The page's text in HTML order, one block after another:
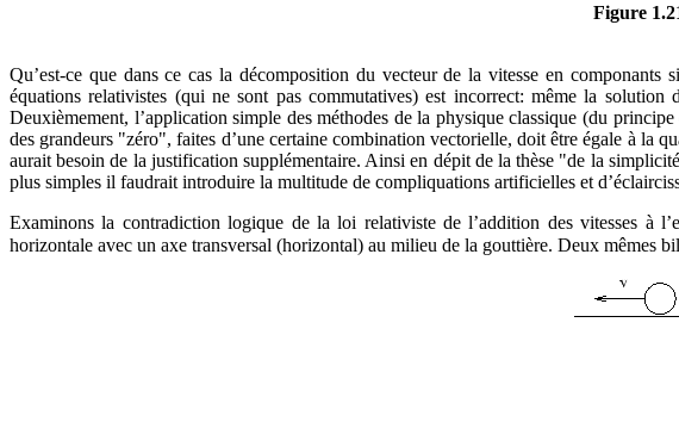
Figure
Qu’est-ce que dans ce cas la décomposition du vecteur de la vitesse en
équations relativistes (qui ne sont pas commutatives) est incorrect: même la solution
Deuxièmement, l’application simple des méthodes de la physique classique (du
des grandeurs "zéro", faites d’une certaine combination vectorielle, doit être égale à la
aurait besoin de la justification supplémentaire. Ainsi en dépit de la thèse "de la
plus simples il faudrait introduire la multitude de compliquations artificielles et
Examinons la contradiction logique de la loi relativiste de l’addition des vitesses à
horizontale avec un axe transversal (horizontal) au milieu de la gouttière. Deux mêmes